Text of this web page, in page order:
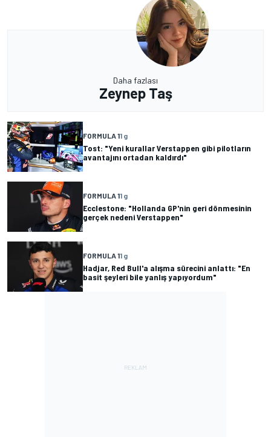
Daha fazlası
Zeynep Taş
FORMULA 11 g
Tost: "Yeni kurallar Verstappen gibi pilotların
avantajını ortadan kaldırdı"
FORMULA 11 g
Ecclestone: "Hollanda GP'nin geri dönmesinin
gerçek nedeni Verstappen"
FORMULA 11 g
Hadjar, Red Bull'a alışma sürecini anlattı: "En
basit şeyleri bile yanlış yapıyordum"